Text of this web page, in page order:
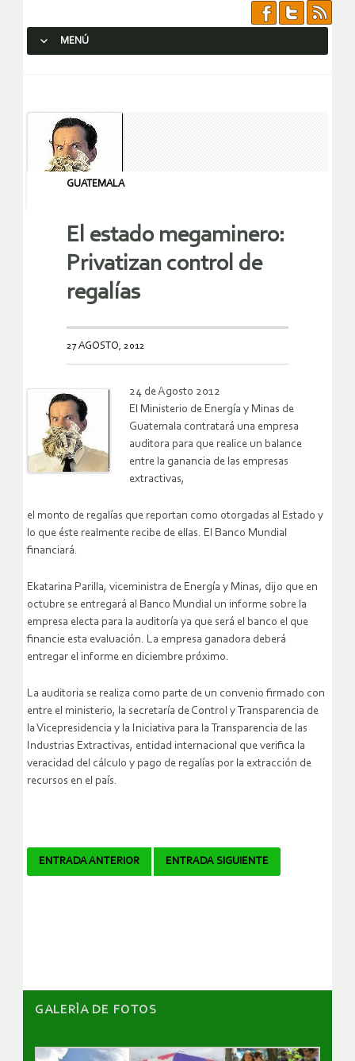
MENÚ
GUATEMALA
El estado megaminero:
Privatizan control de
regalías
27 AGOSTO, 2012
24 de Agosto 2012
El Ministerio de Energía y Minas de
Guatemala contratará una empresa
auditora para que realice un balance
entre la ganancia de las empresas
extractivas,
el monto de regalías que reportan como otorgadas al Estado y
lo que éste realmente recibe de ellas. El Banco Mundial
financiará.
Ekatarina Parilla, viceministra de Energía y Minas, dijo que en
octubre se entregará al Banco Mundial un informe sobre la
empresa electa para la auditoría ya que será el banco el que
financie esta evaluación. La empresa ganadora deberá
entregar el informe en diciembre próximo.
La auditoria se realiza como parte de un convenio firmado con
entre el ministerio, la secretaría de Control y Transparencia de
la Vicepresidencia y la Iniciativa para la Transparencia de las
Industrias Extractivas, entidad internacional que verifica la
veracidad del cálculo y pago de regalías por la extracción de
recursos en el país.
Navegador
ENTRADA ANTERIOR ENTRADA SIGUIENTE
GALERÌA DE FOTOS